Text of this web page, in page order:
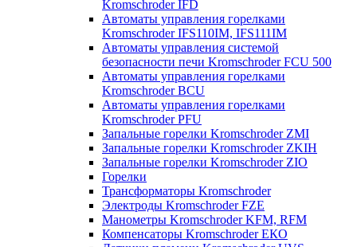
Kromschroder IFD
Автоматы управления горелками
Kromschroder IFS110IM, IFS111IM
Автоматы управления системой
безопасности печи Kromschroder FCU 500
Автоматы управления горелками
Kromschroder BCU
Автоматы управления горелками
Kromschroder PFU
Запальные горелки Kromschroder ZМI
Запальные горелки Kromschroder ZKIH
Запальные горелки Kromschroder ZIO
Горелки
Трансформаторы Kromschroder
Электроды Kromschroder FZE
Манометры Kromschroder KFM, RFM
Компенсаторы Kromschroder ЕКО